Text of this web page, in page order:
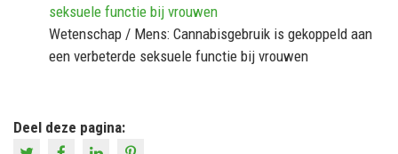
seksuele functie bij vrouwen
Wetenschap / Mens: Cannabisgebruik is gekoppeld aan
een verbeterde seksuele functie bij vrouwen
Deel deze pagina: